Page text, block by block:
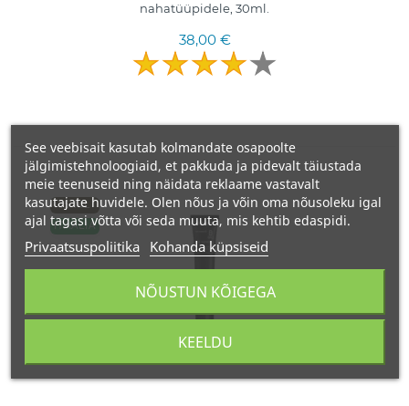
nahatüüpidele, 30ml.
38,00 €
15 ML
ITAALIA
See veebisait kasutab kolmandate osapoolte
jälgimistehnoloogiaid, et pakkuda ja pidevalt täiustada
meie teenuseid ning näidata reklaame vastavalt
kasutajate huvidele. Olen nõus ja võin oma nõusoleku igal
ajal tagasi võtta või seda muuta, mis kehtib edaspidi.
Privaatsuspoliitika Kohanda küpsiseid
KEELDU
NÕUSTUN KÕIGEGA